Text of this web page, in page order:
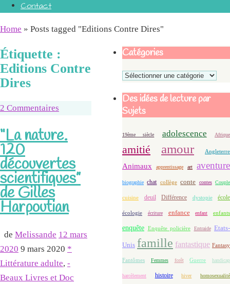
Contact
Home » Posts tagged "Editions Contre Dires"
Étiquette :
Editions Contre
Dires
2 Commentaires
“La nature.
120
découvertes
scientifiques”
de Gilles
Harpoutian
de Melissande 12 mars
2020 9 mars 2020 *
Littérature adulte, -
Beaux Livres et Doc
Catégories
Catégories
Des idées de lecture par
Sujets
19ème siècle adolescence Afrique
amitié amour Angleterre
Animaux apprentissage art aventure
biographie chat collège conte contes Couple
cuisine deuil Différence dystopie école
écologie écriture enfance enfant enfants
enquête Enquête policière Entraide Etats-
Unis famille fantastique Fantasy
Fantômes Femmes forêt Guerre handicap
harcèlement histoire hiver homosexualité